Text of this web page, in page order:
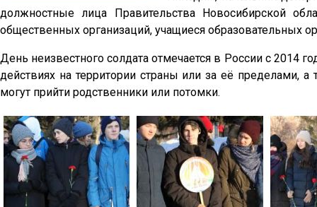
должностные лица Правительства Новосибирской
общественных организаций, учащиеся образовательных
День неизвестного солдата отмечается в России с 2014
действиях на территории страны или за её пределами,
могут прийти родственники или потомки.